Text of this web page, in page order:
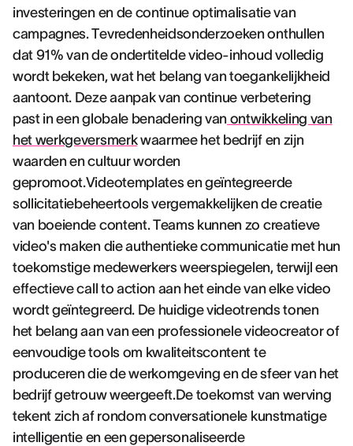
investeringen en de continue optimalisatie van
campagnes. Tevredenheidsonderzoeken onthullen
dat 91% van de ondertitelde video-inhoud volledig
wordt bekeken, wat het belang van toegankelijkheid
aantoont. Deze aanpak van continue verbetering
past in een globale benadering van ontwikkeling van
het werkgeversmerkwaarmee het bedrijf en zijn
waarden en cultuur worden
gepromoot.Videotemplates en geïntegreerde
sollicitatiebeheertools vergemakkelijken de creatie
van boeiende content. Teams kunnen zo creatieve
video's maken die authentieke communicatie met hun
toekomstige medewerkers weerspiegelen, terwijl een
effectieve call to action aan het einde van elke video
wordt geïntegreerd. De huidige videotrends tonen
het belang aan van een professionele videocreator of
eenvoudige tools om kwaliteitscontent te
produceren die de werkomgeving en de sfeer van het
bedrijf getrouw weergeeft.De toekomst van werving
tekent zich af rondom conversationele kunstmatige
intelligentie en een gepersonaliseerde